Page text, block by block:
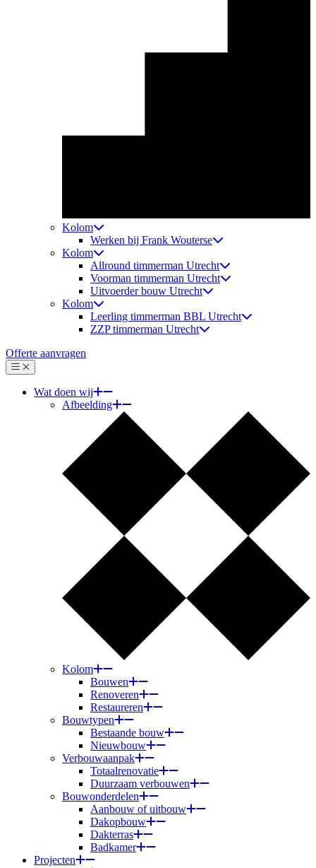
Kolom
Werken bij Frank Wouterse
Kolom
Allround timmerman Utrecht
Voorman timmerman Utrecht
Uitvoerder bouw Utrecht
Kolom
Leerling timmerman BBL Utrecht
ZZP timmerman Utrecht
Offerte aanvragen
Menu
Sluiten
Wat doen wij
Afbeelding
Kolom
Bouwen
Renoveren
Restaureren
Bouwtypen
Bestaande bouw
Nieuwbouw
Verbouwaanpak
Totaalrenovatie
Duurzaam verbouwen
Bouwonderdelen
Aanbouw of uitbouw
Dakopbouw
Dakterras
Badkamer
Projecten